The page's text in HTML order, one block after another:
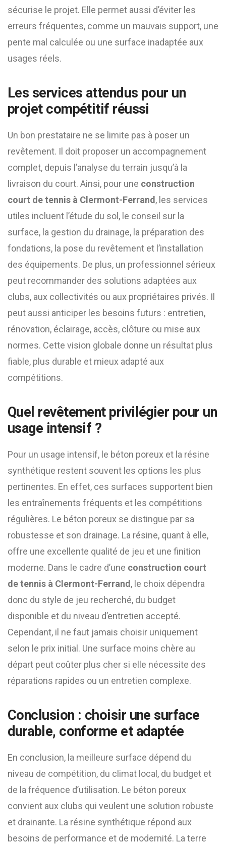
sécurise le projet. Elle permet aussi d’éviter les
erreurs fréquentes, comme un mauvais support, une
pente mal calculée ou une surface inadaptée aux
usages réels.
Les services attendus pour un
projet compétitif réussi
Un bon prestataire ne se limite pas à poser un
revêtement. Il doit proposer un accompagnement
complet, depuis l’analyse du terrain jusqu’à la
livraison du court. Ainsi, pour une construction
court de tennis à Clermont-Ferrand , les services
utiles incluent l’étude du sol, le conseil sur la
surface, la gestion du drainage, la préparation des
fondations, la pose du revêtement et l’installation
des équipements. De plus, un professionnel sérieux
peut recommander des solutions adaptées aux
clubs, aux collectivités ou aux propriétaires privés. Il
peut aussi anticiper les besoins futurs : entretien,
rénovation, éclairage, accès, clôture ou mise aux
normes. Cette vision globale donne un résultat plus
fiable, plus durable et mieux adapté aux
compétitions.
Quel revêtement privilégier pour un
usage intensif ?
Pour un usage intensif, le béton poreux et la résine
synthétique restent souvent les options les plus
pertinentes. En effet, ces surfaces supportent bien
les entraînements fréquents et les compétitions
régulières. Le béton poreux se distingue par sa
robustesse et son drainage. La résine, quant à elle,
offre une excellente qualité de jeu et une finition
moderne. Dans le cadre d’une construction court
de tennis à Clermont-Ferrand , le choix dépendra
donc du style de jeu recherché, du budget
disponible et du niveau d’entretien accepté.
Cependant, il ne faut jamais choisir uniquement
selon le prix initial. Une surface moins chère au
départ peut coûter plus cher si elle nécessite des
réparations rapides ou un entretien complexe.
Conclusion : choisir une surface
durable, conforme et adaptée
En conclusion, la meilleure surface dépend du
niveau de compétition, du climat local, du budget et
de la fréquence d’utilisation. Le béton poreux
convient aux clubs qui veulent une solution robuste
et drainante. La résine synthétique répond aux
besoins de performance et de modernité. La terre